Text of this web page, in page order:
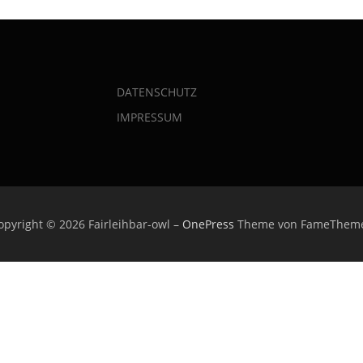
DATENSCHUTZ
IMPRESSUM
© 2026 Fairleihbar-owl – OnePress Theme von